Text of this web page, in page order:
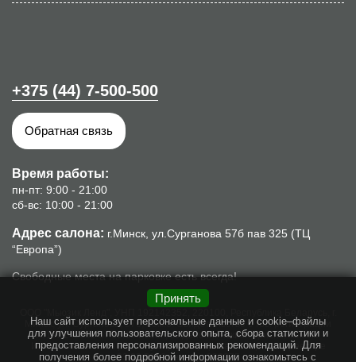
+375 (44) 7-500-500
Обратная связь
Время работы:
пн-пт: 9:00 - 21:00
сб-вс: 10:00 - 21:00
Адрес салона: г.Минск, ул.Сурганова 57б пав 325 (ТЦ
“Европа”)
Свободные места на парковке есть всегда!
Минск, ул. Сурганова, 57б, пом.8. Свидетельство о гос. регистрации
№192142352 от 16.10.2013г., выдано Минским горисполкомом.
Интернет-магазин piano.by зарегистрирован в торговом реестре
03.02.2016г, номер: 303975
Принять
Наш сайт использует персональные данные и cookie–файлы
для улучшения пользовательского опыта, сбора статистики и
предоставления персонализированных рекомендаций. Для
получения более подробной информации ознакомьтесь с